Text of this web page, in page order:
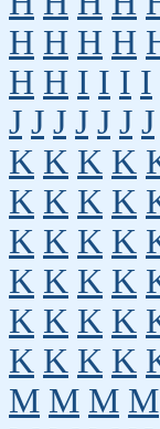
H H H H
H H I I I I
J J J J J J J
K K K K
K K K K
K K K K
K K K K
K K K K
K K K K
M M M M